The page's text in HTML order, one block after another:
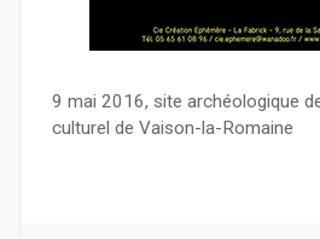
9 mai 2016, site archéologique
culturel de Vaison-la-Romaine